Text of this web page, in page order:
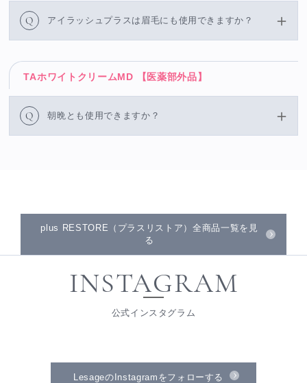
Q アイラッシュプラスは眉毛にも使用できますか？
TAホワイトクリームMD 【医薬部外品】
Q 朝晩とも使用できますか？
plus RESTORE（プラスリストア）全商品一覧を見
る
INSTAGRAM
公式インスタグラム
LesageのInstagramをフォローする